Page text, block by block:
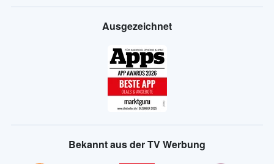
Ausgezeichnet
Bekannt aus der TV Werbung